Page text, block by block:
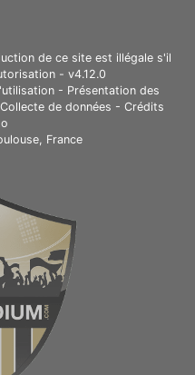
de ce site est illégale s'il
- v4.12.0
- Présentation des
Collecte de données - Crédits
France